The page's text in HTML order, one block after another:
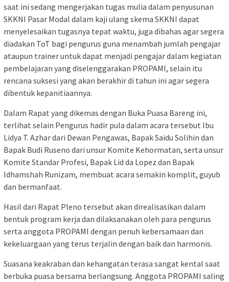
saat ini sedang mengerjakan tugas mulia dalam penyusunan
SKKNI Pasar Modal dalam kaji ulang skema SKKNI dapat
menyelesaikan tugasnya tepat waktu, juga dibahas agar segera
diadakan ToT bagi pengurus guna menambah jumlah pengajar
ataupun trainer untuk dapat menjadi pengajar dalam kegiatan
pembelajaran yang diselenggarakan PROPAMI, selain itu
rencana suksesi yang akan berakhir di tahun ini agar segera
dibentuk kepanitiaannya.
Dalam Rapat yang dikemas dengan Buka Puasa Bareng ini,
terlihat selain Pengurus hadir pula dalam acara tersebut Ibu
Lidya T. Azhar dari Dewan Pengawas, Bapak Saidu Solihin dan
Bapak Budi Ruseno dari unsur Komite Kehormatan, serta unsur
Komite Standar Profesi, Bapak Lid da Lopez dan Bapak
Idhamshah Runizam, membuat acara semakin komplit, guyub
dan bermanfaat.
Hasil dari Rapat Pleno tersebut akan direalisasikan dalam
bentuk program kerja dan dilaksanakan oleh para pengurus
serta anggota PROPAMI dengan penuh kebersamaan dan
kekeluargaan yang terus terjalin dengan baik dan harmonis.
Suasana keakraban dan kehangatan terasa sangat kental saat
berbuka puasa bersama berlangsung. Anggota PROPAMI saling